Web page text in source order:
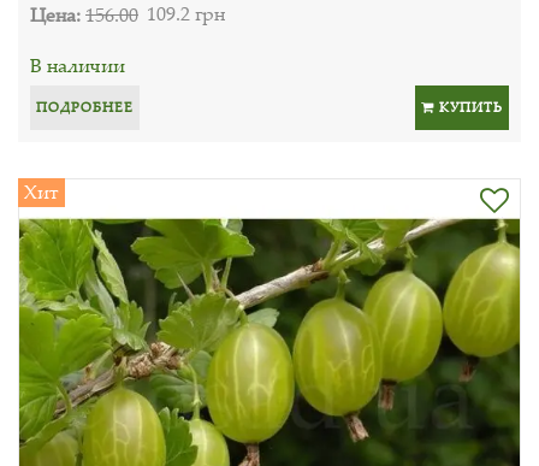
Цена:156.00 109.2 грн
В наличии
ПОДРОБНЕЕ КУПИТЬ
Хит